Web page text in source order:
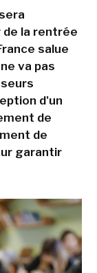
de la rentrée
salue
va pas
d'un
de
de
garantir